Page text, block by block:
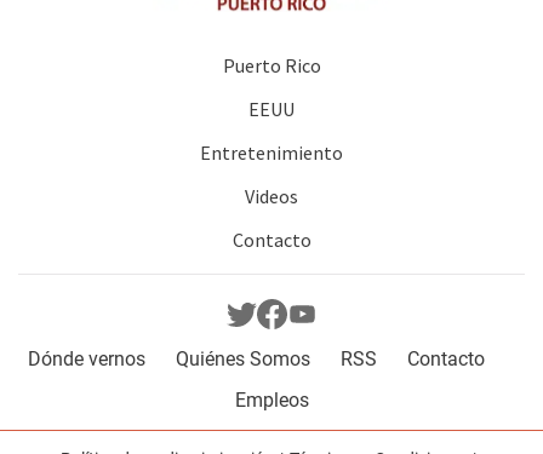
Puerto Rico
EEUU
Entretenimiento
Videos
Contacto
Dónde vernos Quiénes Somos RSS
Contacto
Empleos